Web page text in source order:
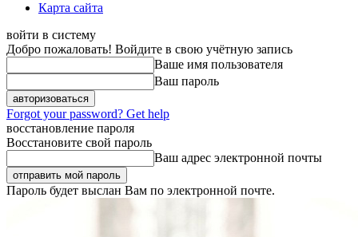
Карта сайта
войти в систему
Добро пожаловать! Войдите в свою учётную запись
Ваше имя пользователя
Ваш пароль
Forgot your password? Get help
восстановление пароля
Восстановите свой пароль
Ваш адрес электронной почты
Пароль будет выслан Вам по электронной почте.